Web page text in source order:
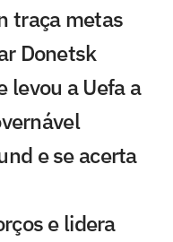
traça metas
Donetsk
levou a Uefa a
e se acerta
e lidera